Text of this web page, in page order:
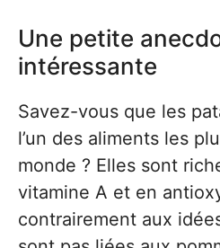
Une petite
intéressante
Savez-vous que les
l’un des aliments les
monde ? Elles sont
vitamine A et en
contrairement aux